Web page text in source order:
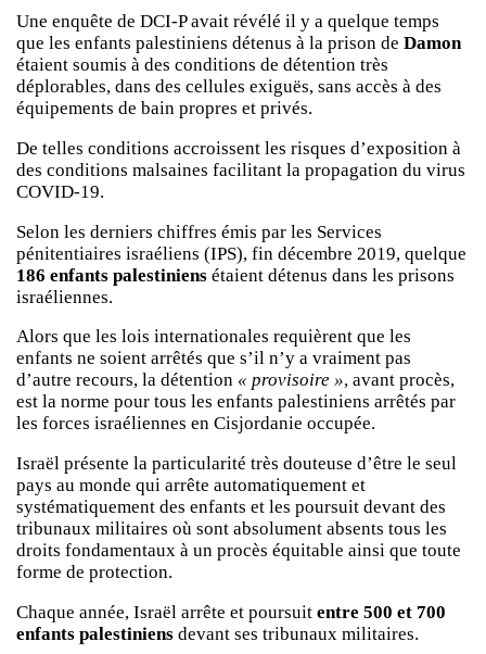
Une enquête de DCI-P avait révélé il y a quelque temps
que les enfants palestiniens détenus à la prison de Damon
étaient soumis à des conditions de détention très
déplorables, dans des cellules exiguës, sans accès à des
équipements de bain propres et privés.
De telles conditions accroissent les risques d’exposition à
des conditions malsaines facilitant la propagation du virus
COVID-19.
Selon les derniers chiffres émis par les Services
pénitentiaires israéliens (IPS), fin décembre 2019, quelque
186 enfants palestiniens étaient détenus dans les prisons
israéliennes.
Alors que les lois internationales requièrent que les
enfants ne soient arrêtés que s’il n’y a vraiment pas
d’autre recours, la détention « provisoire », avant procès,
est la norme pour tous les enfants palestiniens arrêtés par
les forces israéliennes en Cisjordanie occupée.
Israël présente la particularité très douteuse d’être le seul
pays au monde qui arrête automatiquement et
systématiquement des enfants et les poursuit devant des
tribunaux militaires où sont absolument absents tous les
droits fondamentaux à un procès équitable ainsi que toute
forme de protection.
Chaque année, Israël arrête et poursuit entre 500 et 700
enfants palestiniens devant ses tribunaux militaires.